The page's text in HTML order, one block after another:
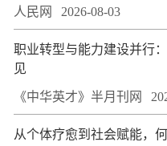
人民网 2026-08-03
职业转型与能力建设并行
见
《中华英才》半月刊网
从个体疗愈到社会赋能，